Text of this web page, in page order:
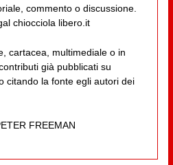
commento o discussione.
chiocciola libero.it
cartacea, multimediale o in
già pubblicati su
citando la fonte egli autori dei
FREEMAN